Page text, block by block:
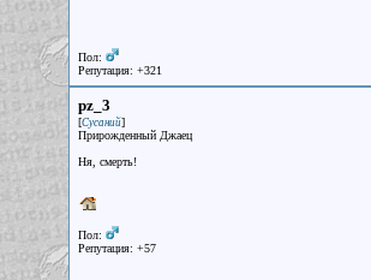
Пол:
Репутация: +321
pz_3
[Сусаний]
Прирожденный Джаец
Ня, смерть!
Пол:
Репутация: +57